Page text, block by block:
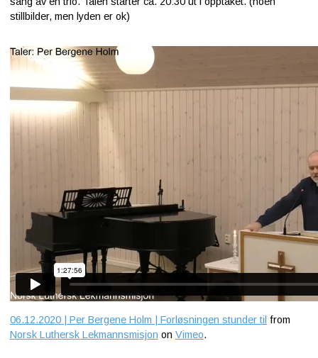
stillbilder, men lyden er ok)
06.12.2020 | Per Bergene Holm | Forløsningen stunder til from
Norsk Luthersk Lekmannsmisjon on Vimeo.